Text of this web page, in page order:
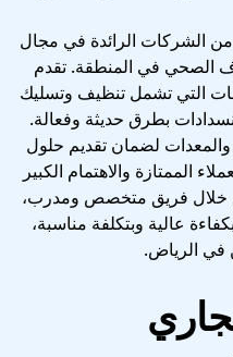
الشركات الرائدة في مجال
الصحي في المنطقة. تقدم
التي تشمل تنظيف وتسليك
بطرق حديثة وفعالة.
لضمان تقديم حلول
الممتازة والاهتمام الكبير
من خلال فريق متخصص ومدرب،
عالية وبتكلفة مناسبة،
في الرياض.